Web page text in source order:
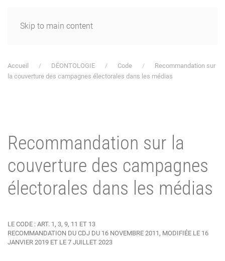
Skip to main content
Accueil DÉONTOLOGIE Code
Recommandation sur
la couverture des campagnes électorales dans les médias
Recommandation sur la
couverture des campagnes
électorales dans les médias
LE CODE : ART. 1, 3, 9, 11 ET 13
RECOMMANDATION DU CDJ DU 16 NOVEMBRE 2011, MODIFIÉE LE 16
JANVIER 2019 ET LE 7 JUILLET 2023